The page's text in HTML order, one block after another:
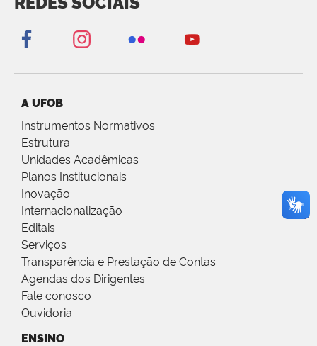
A UFOB
Instrumentos Normativos
Estrutura
Unidades Acadêmicas
Planos Institucionais
Inovação
Internacionalização
Editais
Serviços
Transparência e Prestação de Contas
Agendas dos Dirigentes
Fale conosco
Ouvidoria
ENSINO